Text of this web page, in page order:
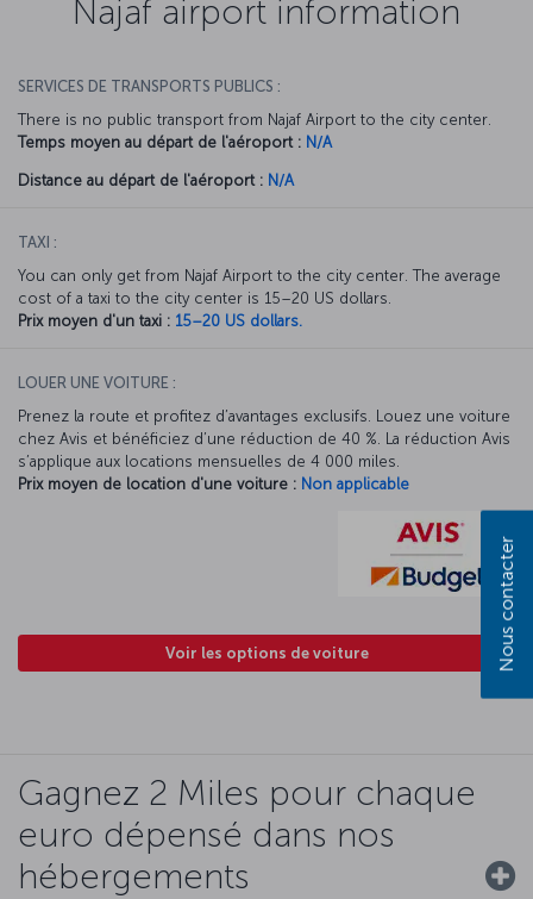
Najaf airport information
SERVICES DE TRANSPORTS PUBLICS :
There is no public transport from Najaf Airport to the city center.
Temps moyen au départ de l'aéroport : N/A
Distance au départ de l'aéroport : N/A
TAXI :
You can only get from Najaf Airport to the city center. The average
cost of a taxi to the city center is 15–20 US dollars.
Prix moyen d'un taxi : 15–20 US dollars.
LOUER UNE VOITURE :
Prenez la route et profitez d’avantages exclusifs. Louez une voiture
chez Avis et bénéficiez d’une réduction de 40 %. La réduction Avis
s’applique aux locations mensuelles de 4 000 miles.
Prix moyen de location d'une voiture : Non applicable
Voir les options de voiture
Gagnez 2 Miles pour chaque
euro dépensé dans nos
hébergements
Nous contacter